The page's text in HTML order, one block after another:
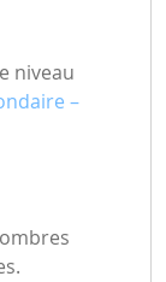
niveau
–